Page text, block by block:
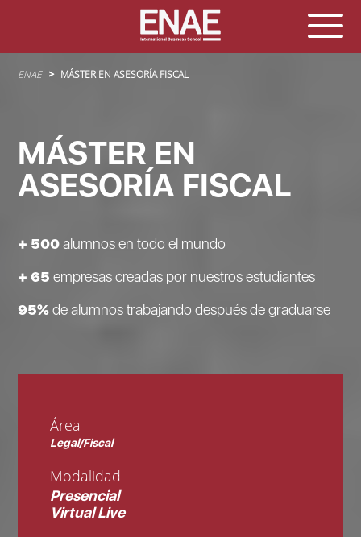
Sobrescribir enlaces de ayuda a la navegación
ENAE MÁSTER EN ASESORÍA FISCAL
MÁSTER EN
ASESORÍA FISCAL
+ 500alumnos en todo el mundo
+ 65empresas creadas por nuestros estudiantes
95%de alumnos trabajando después de graduarse
Área
Legal/Fiscal
Modalidad
Presencial
Virtual Live